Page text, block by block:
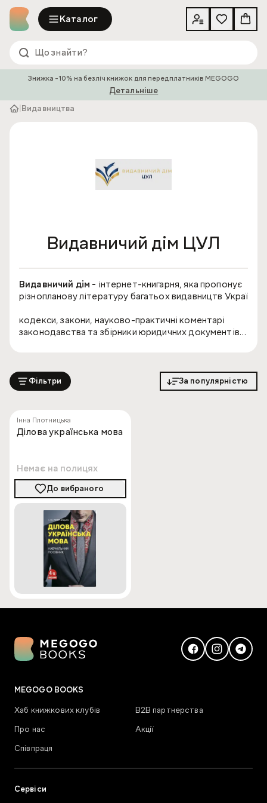
Каталог
Знижка -10% на безліч книжок для передплатників MEGOGO
Детальніше
Видавництва
Видавничий дім ЦУЛ
Видавничий дім - інтернет-книгарня, яка пропонує
різнопланову літературу багатьох видавництв України:
кодекси, закони, науково-практичні коментарі
законодавства та збірники юридичних документів
навчальних закладів
класична та сучасна художня література
Пропопуємо якісну обробку замовлень,
комплектацію бібліотек та швидку доставку по
Фільтри За популярністю
Інна Плотницька
Ділова українська мова
Немає на полицях
До вибраного
MEGOGO BOOKS
Хаб книжкових клубів
В2В партнерства
Про нас
Акції
Співпраця
Сервіси